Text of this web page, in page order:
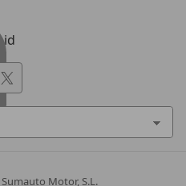
Sumauto Motor, S.L.